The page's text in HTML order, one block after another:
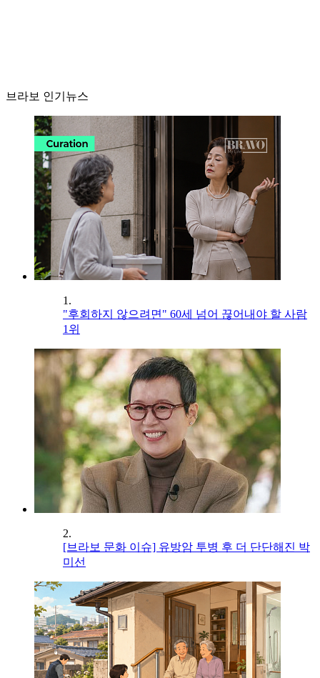
브라보 인기뉴스
1.
"후회하지 않으려면" 60세 넘어 끊어내야 할 사람
1위
2.
[브라보 문화 이슈] 유방암 투병 후 더 단단해진 박
미선